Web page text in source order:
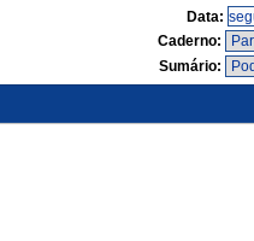
Data:
Caderno:
Sumário: